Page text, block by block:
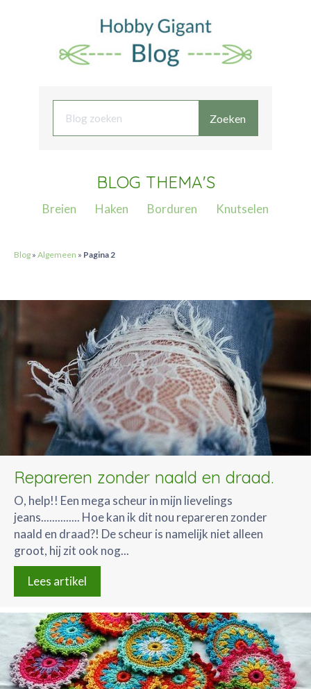
Zoeken
BLOG THEMA'S
Breien Haken Borduren Knutselen
Blog » Algemeen » Pagina 2
Repareren zonder naald en draad.
O, help!! Een mega scheur in mijn lievelings
jeans.............. Hoe kan ik dit nou repareren zonder
naald en draad?! De scheur is namelijk niet alleen
groot, hij zit ook nog...
Lees artikel